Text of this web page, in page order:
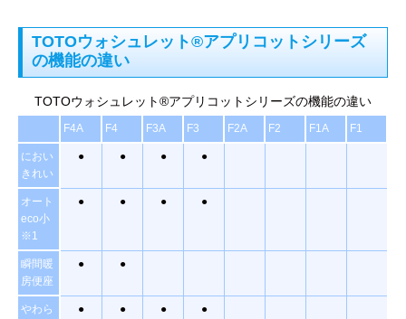
TOTOウォシュレット®アプリコットシリーズ
の機能の違い
TOTOウォシュレット®アプリコットシリーズの機能の違い
F4A F4 F3A F3 F2A F2 F1A F1
におい
きれい
● ● ● ●
オート
eco小
※1
● ● ● ●
瞬間暖
房便座
● ●
やわら
● ● ● ●